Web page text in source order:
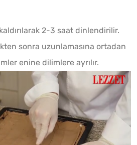
2-3 saat dinlendirilir.
sonra uzunlamasına ortadan
enine dilimlere ayrılır.